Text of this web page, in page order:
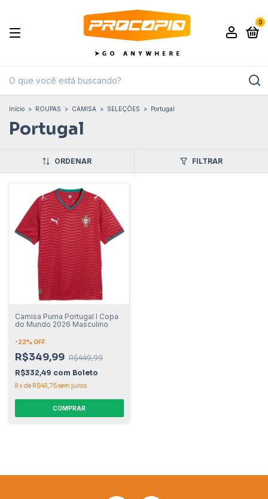
0
Início > ROUPAS > CAMISA > SELEÇÕES > Portugal
Portugal
ORDENAR FILTRAR
Camisa Puma Portugal I Copa
do Mundo 2026 Masculino
-22% OFF
R$349,99 R$449,99
R$332,49 com Boleto
8x de R$43,75sem juros
COMPRAR